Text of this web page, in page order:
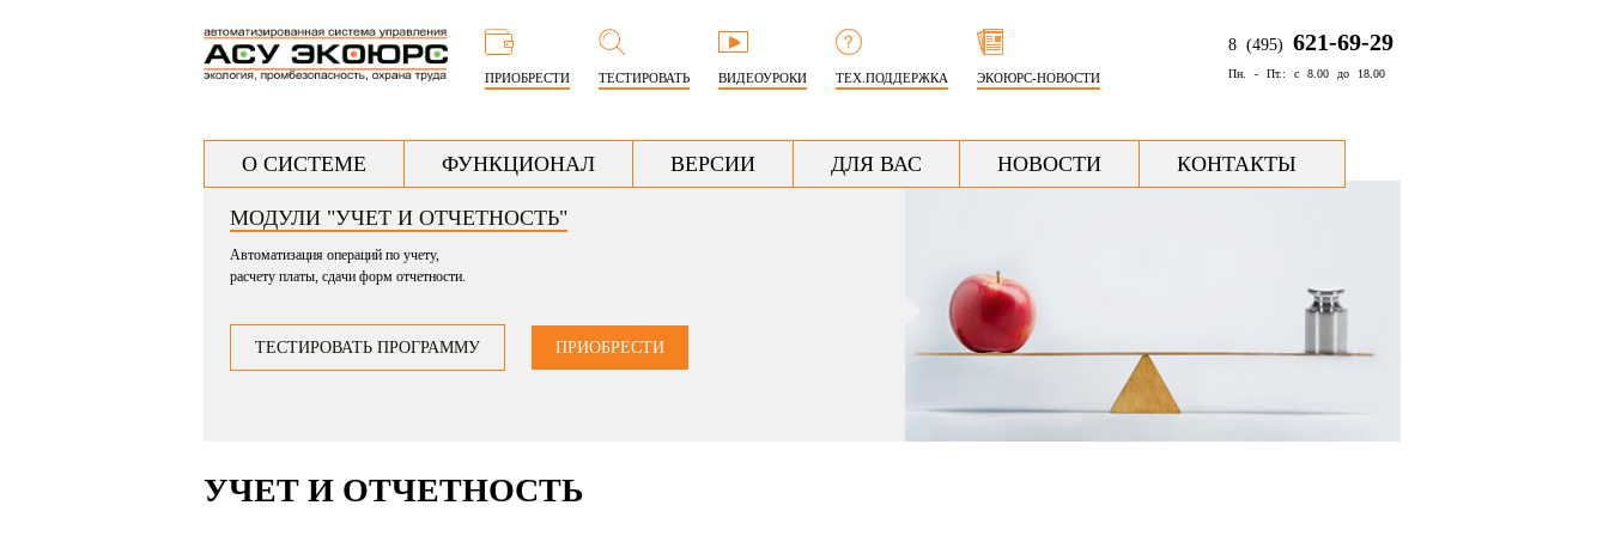
Перейти
содержанию
ПРИОБРЕСТИ ТЕСТИРОВАТЬ ВИДЕОУРОКИ ТЕХ.ПОДДЕРЖКА ЭКОЮРС-НОВОСТИ
8 (495) 621-69-29
Пн. - Пт.: с 8.00 до 18.00
л
О СИСТЕМЕ ФУНКЦИОНАЛ ВЕРСИИ ДЛЯ ВАС НОВОСТИ КОНТАКТЫ
МОДУЛИ "УЧЕТ И ОТЧЕТНОСТЬ"
Автоматизация операций по учету,
расчету платы, сдачи форм отчетности.
ТЕСТИРОВАТЬ ПРОГРАММУ ПРИОБРЕСТИ
УЧЕТ И ОТЧЕТНОСТЬ